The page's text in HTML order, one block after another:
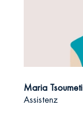
Maria Tsoumeti
Assistenz